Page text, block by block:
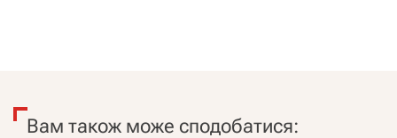
Вам також може сподобатися: